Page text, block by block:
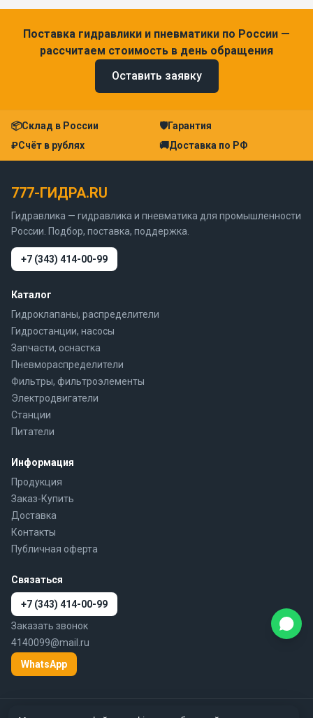
Поставка гидравлики и пневматики по России —
рассчитаем стоимость в день обращения
Оставить заявку
📦Склад в России 🛡Гарантия
₽Счёт в рублях 🚚Доставка по РФ
777-ГИДРА.RU
Гидравлика — гидравлика и пневматика для промышленности
России. Подбор, поставка, поддержка.
+7 (343) 414-00-99
Каталог
Гидроклапаны, распределители
Гидростанции, насосы
Запчасти, оснастка
Пневмораспределители
Фильтры, фильтроэлементы
Электродвигатели
Станции
Питатели
Информация
Продукция
Заказ-Купить
Доставка
Контакты
Публичная оферта
Связаться
+7 (343) 414-00-99
Заказать звонок
4140099@mail.ru
WhatsApp